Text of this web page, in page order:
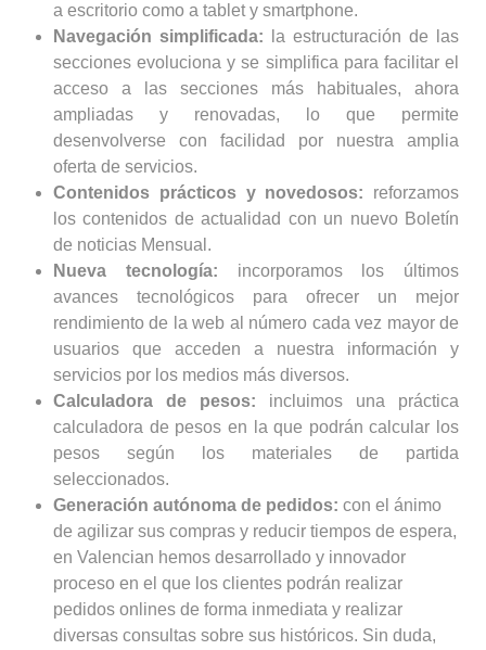
a escritorio como a tablet y smartphone.
Navegación simplificada: la estructuración de las
secciones evoluciona y se simplifica para facilitar el
acceso a las secciones más habituales, ahora
ampliadas y renovadas, lo que permite
desenvolverse con facilidad por nuestra amplia
oferta de servicios.
Contenidos prácticos y novedosos: reforzamos
los contenidos de actualidad con un nuevo Boletín
de noticias Mensual.
Nueva tecnología: incorporamos los últimos
avances tecnológicos para ofrecer un mejor
rendimiento de la web al número cada vez mayor de
usuarios que acceden a nuestra información y
servicios por los medios más diversos.
Calculadora de pesos: incluimos una práctica
calculadora de pesos en la que podrán calcular los
pesos según los materiales de partida
seleccionados.
Generación autónoma de pedidos: con el ánimo
de agilizar sus compras y reducir tiempos de espera,
en Valencian hemos desarrollado y innovador
proceso en el que los clientes podrán realizar
pedidos onlines de forma inmediata y realizar
diversas consultas sobre sus históricos. Sin duda,